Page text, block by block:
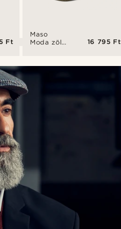
Ft
Maso
Moda zöld
16 795 Ft